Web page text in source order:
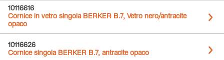
10116616
Cornice in vetro singola BERKER B.7, Vetro nero/antracite
opaco
10116626
Cornice singola BERKER B.7, antracite opaco